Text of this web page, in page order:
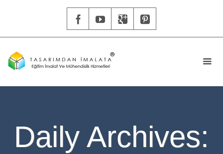
Daily Archives: